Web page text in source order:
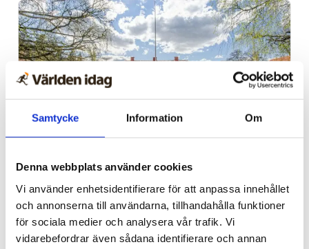
Samtycke Information Om
Denna webbplats använder cookies
Vi använder enhetsidentifierare för att anpassa innehållet
och annonserna till användarna, tillhandahålla funktioner
för sociala medier och analysera vår trafik. Vi
vidarebefordrar även sådana identifierare och annan
Alingsås
Dags för Shalom över
Israels sommarkonferens